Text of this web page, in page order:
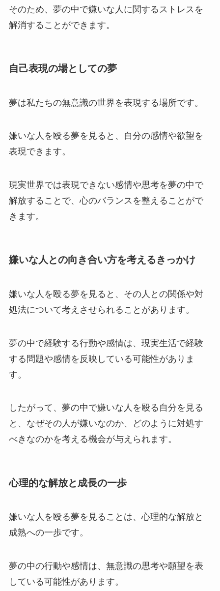
そのため、夢の中で嫌いな人に関するストレスを
解消することができます。
自己表現の場としての夢
夢は私たちの無意識の世界を表現する場所です。
嫌いな人を殴る夢を見ると、自分の感情や欲望を
表現できます。
現実世界では表現できない感情や思考を夢の中で
解放することで、心のバランスを整えることがで
きます。
嫌いな人との向き合い方を考えるきっかけ
嫌いな人を殴る夢を見ると、その人との関係や対
処法について考えさせられることがあります。
夢の中で経験する行動や感情は、現実生活で経験
する問題や感情を反映している可能性がありま
す。
したがって、夢の中で嫌いな人を殴る自分を見る
と、なぜその人が嫌いなのか、どのように対処す
べきなのかを考える機会が与えられます。
心理的な解放と成長の一歩
嫌いな人を殴る夢を見ることは、心理的な解放と
成熟への一歩です。
夢の中の行動や感情は、無意識の思考や願望を表
している可能性があります。